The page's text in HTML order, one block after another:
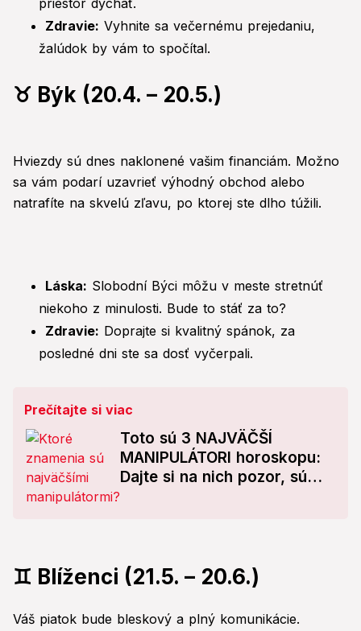
priestor dýchať.
Zdravie: Vyhnite sa večernému prejedaniu,
žalúdok by vám to spočítal.
♉ Býk (20.4. – 20.5.)
Hviezdy sú dnes naklonené vašim financiám. Možno
sa vám podarí uzavrieť výhodný obchod alebo
natrafíte na skvelú zľavu, po ktorej ste dlho túžili.
Láska: Slobodní Býci môžu v meste stretnúť
niekoho z minulosti. Bude to stáť za to?
Zdravie: Doprajte si kvalitný spánok, za
posledné dni ste sa dosť vyčerpali.
Prečítajte si viac
Toto sú 3 NAJVÄČŠÍ
MANIPULÁTORI horoskopu:
Dajte si na nich pozor, sú
♊ Blíženci (21.5. – 20.6.)
Váš piatok bude bleskový a plný komunikácie.